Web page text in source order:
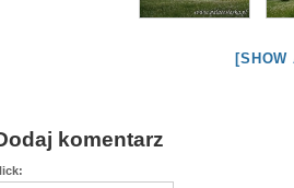
[SHOW
komentarz